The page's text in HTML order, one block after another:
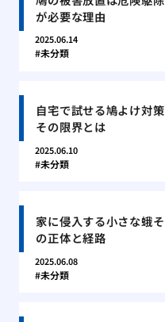
が必要な理由
2025.06.14
未分類
自宅で試せる鳩よけ対策
その限界とは
2025.06.10
未分類
家に侵入する小さな蛾そ
の正体と経路
2025.06.08
未分類